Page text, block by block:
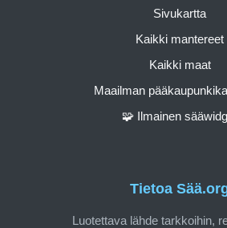
Tietoa
Luotettava lähde tarkkoihin,
Sivukartta
Kaikki mantereet
Kaikki maat
Maailman
🧩 Ilmainen